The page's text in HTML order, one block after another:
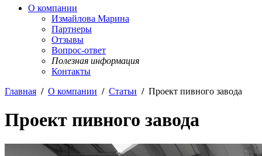
О компании
Измайлова Марина
Партнеры
Отзывы
Вопрос-ответ
Полезная информация
Контакты
Главная / О компании / Статьи / Проект пивного завода
Проект пивного завода